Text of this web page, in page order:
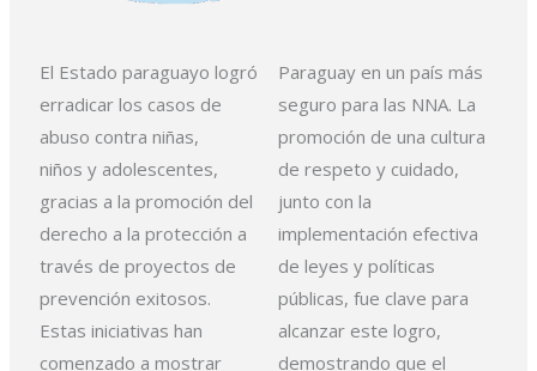
El Estado paraguayo logró
erradicar los casos de
abuso contra niñas,
niñosy adolescentes,
gracias a la promoción del
derecho a la protección a
través de proyectos de
prevención exitosos.
Estas iniciativas han
comenzado amostrar
Paraguay en un país más
seguro para las NNA. La
promoción de una cultura
de respeto y cuidado,
junto con la
implementación efectiva
de leyes y políticas
públicas, fue clave para
alcanzar este logro,
demostrando que el